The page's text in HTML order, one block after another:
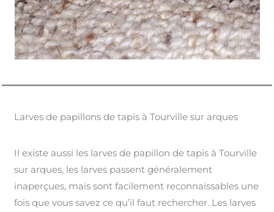
Larves de papillons de tapis à Tourville sur arques
Il existe aussi les larves de papillon de tapis à Tourville
sur arques, les larves passent généralement
inaperçues, mais sont facilement reconnaissables une
fois que vous savez ce qu’il faut rechercher. Les larves